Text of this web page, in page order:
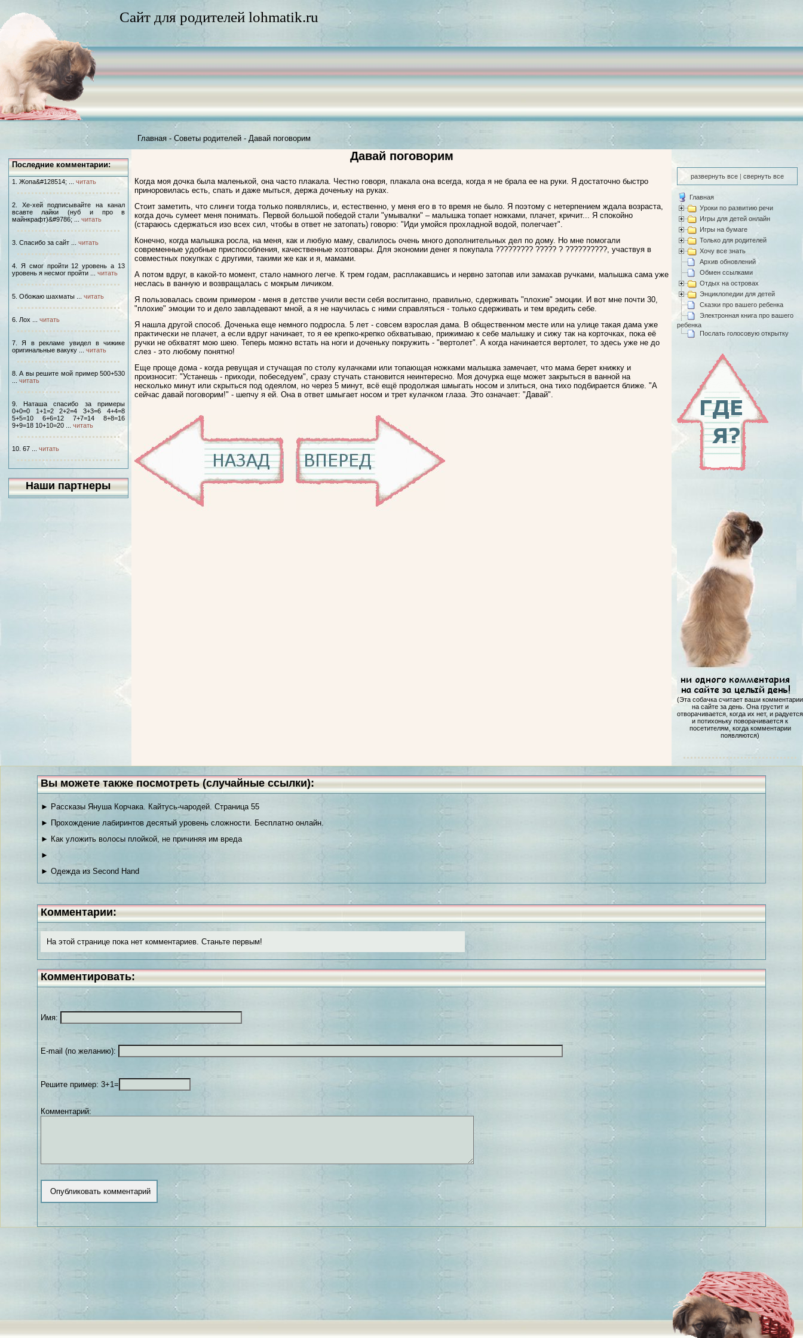
Сайт для родителей lohmatik.ru
Главная - Советы родителей - Давай поговорим
Последние комментарии:
1. Жопа&#128514; ... читать
2. Хе-хей подписывайте на канал
всавте лайки (нуб и про в
майнкрафт)&#9786; ... читать
3. Спасибо за сайт ... читать
4. Я смог пройти 12 уровень а 13
уровень я несмог пройти ... читать
5. Обожаю шахматы ... читать
6. Лох ... читать
7. Я в рекламе увидел в чижике
оригинальные вакуку ... читать
8. А вы решите мой пример 500+530
читать
9. Наташа спасибо за примеры
0+0=0 1+1=2 2+2=4 3+3=6 4+4=8
5+5=10 6+6=12 7+7=14 8+8=16
9+9=18 10+10=20 ... читать
10. 67 ... читать
Наши партнеры
Давай поговорим
Когда моя дочка была маленькой, она часто плакала. Честно говоря, плакала она всегда, когда я не брала ее на руки. Я достаточно быстро
приноровилась есть, спать и даже мыться, держа доченьку на руках.
Стоит заметить, что слинги тогда только появлялись, и, естественно, у меня его в то время не было. Я поэтому с нетерпением ждала возраста,
когда дочь сумеет меня понимать. Первой большой победой стали "умывалки" – малышка топает ножками, плачет, кричит... Я спокойно
(стараюсь сдержаться изо всех сил, чтобы в ответ не затопать) говорю: "Иди умойся прохладной водой, полегчает".
Конечно, когда малышка росла, на меня, как и любую маму, свалилось очень много дополнительных дел по дому. Но мне помогали
современные удобные приспособления, качественные хозтовары. Для экономии денег я покупала ????????? ????? ? ??????????, участвуя в
совместных покупках с другими, такими же как и я, мамами.
А потом вдруг, в какой-то момент, стало намного легче. К трем годам, расплакавшись и нервно затопав или замахав ручками, малышка сама уже
неслась в ванную и возвращалась с мокрым личиком.
Я пользовалась своим примером - меня в детстве учили вести себя воспитанно, правильно, сдерживать "плохие" эмоции. И вот мне почти 30,
"плохие" эмоции то и дело завладевают мной, а я не научилась с ними справляться - только сдерживать и тем вредить себе.
Я нашла другой способ. Доченька еще немного подросла. 5 лет - совсем взрослая дама. В общественном месте или на улице такая дама уже
практически не плачет, а если вдруг начинает, то я ее крепко-крепко обхватываю, прижимаю к себе малышку и сижу так на корточках, пока её
ручки не обхватят мою шею. Теперь можно встать на ноги и доченьку покружить - "вертолет". А когда начинается вертолет, то здесь уже не до
слез - это любому понятно!
Еще проще дома - когда ревущая и стучащая по столу кулачками или топающая ножками малышка замечает, что мама берет книжку и
произносит: "Устанешь - приходи, побеседуем", сразу стучать становится неинтересно. Моя дочурка еще может закрыться в ванной на
несколько минут или скрыться под одеялом, но через 5 минут, всё ещё продолжая шмыгать носом и злиться, она тихо подбирается ближе. "А
сейчас давай поговорим!" - шепчу я ей. Она в ответ шмыгает носом и трет кулачком глаза. Это означает: "Давай".
развернуть все | свернуть все
Главная
Уроки по развитию речи
Игры для детей онлайн
Игры на бумаге
Только для родителей
Хочу все знать
Архив обновлений
Обмен ссылками
Отдых на островах
Энциклопедии для детей
Сказки про вашего ребенка
Электронная книга про вашего
ребенка
Послать голосовую открытку
(Эта собачка считает ваши комментарии
на сайте за день. Она грустит и
отворачивается, когда их нет, и радуется
и потихоньку поворачивается к
посетителям, когда комментарии
появляются)
Вы можете также посмотреть (случайные ссылки):
► Рассказы Януша Корчака. Кайтусь-чародей. Страница 55
► Прохождение лабиринтов десятый уровень сложности. Бесплатно онлайн.
► Как уложить волосы плойкой, не причиняя им вреда
►
► Одежда из Second Hand
Комментарии:
На этой странице пока нет комментариев. Станьте первым!
Комментировать:
Имя:
E-mail (по желанию):
Решите пример: 3+1=
Комментарий: